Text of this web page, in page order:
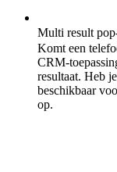
Multi result
Komt een
CRM-
resultaat. Heb
beschikbaar
op.